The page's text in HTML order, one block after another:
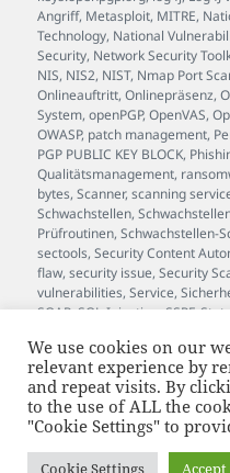
Angriff, Metasploit, MITRE,
Technology, National
Security, Network Security
NIS, NIS2, NIST, Nmap Port
Onlineauftritt,Onlinepräsenz,
System,openPGP,OpenVAS,
OWASP, patch management,
PGP PUBLIC KEY BLOCK,
Qualitätsmanagement,
bytes,Scanner,scanning
Schwachstellen,
Prüfroutinen,Schwachstellen-
sectools,Security Content
flaw,security issue,Security
vulnerabilities,Service,
SOAR,SQL-Injection,SSRF,
Vulnerability Assessment
vulnerability scanning,Wartung
white hat,Whitebox, Whitebox-
supported by bytewerk.net
JOhan™ ist eine beim
We use cookies on our
relevant experience by
and repeat visits. By
to the use of ALL the
"Cookie Settings" to
Cookie Settings